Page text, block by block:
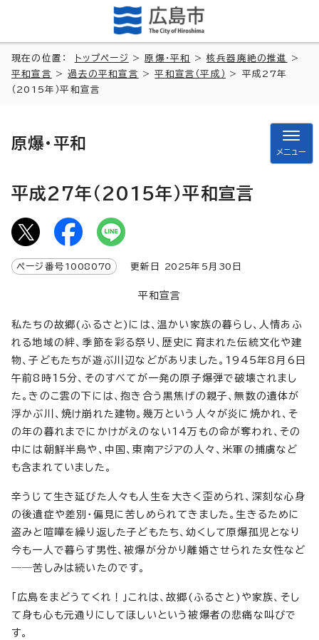
現在の位置： トップページ >原爆・平和 >核兵器廃絶の推進
>
平和宣言
>過去の平和宣言 >平和宣言（平成）
> 平成27年
（2015年）平和宣言
原爆・平和
メニュー
平成27年（2015年）平和宣言
ページ番号 1008070 更新日 2025年5月 30 日
平和宣言
私たちの故郷(ふるさと)には、温かい家族の暮らし、人情あふ
れる地域の絆、季節を彩る祭り、歴史に育まれた伝統文化や建
物、子どもたちが遊ぶ川辺などがありました。1945年8月6日
午前8時15分、そのすべてが一発の原子爆弾で破壊されまし
た。きのこ雲の下には、抱き合う黒焦げの親子、無数の遺体が
浮かぶ川、焼け崩れた建物。幾万という人々が炎に焼かれ、そ
の年の暮れまでにかけがえのない14万もの命が奪われ、その
中には朝鮮半島や、中国、東南アジアの人々、米軍の捕虜など
も含まれていました。
辛うじて生き延びた人々も人生を大きく歪められ、深刻な心身
の後遺症や差別・偏見に苦しめられてきました。生きるために
盗みと喧嘩を繰り返した子どもたち、幼くして原爆孤児となり
今も一人で暮らす男性、被爆が分かり離婚させられた女性など
――苦しみは続いたのです。
「広島をまどうてくれ！」これは、故郷(ふるさと)や家族、そし
て身も心も元通りにしてほしいという被爆者の悲痛な叫びで
す。